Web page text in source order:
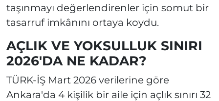
taşınmayı değerlendirenler için somut bir
tasarruf imkânını ortaya koydu.
AÇLIK VE YOKSULLUK SINIRI
2026'DA NE KADAR?
TÜRK-İŞ Mart 2026 verilerine göre
Ankara'da 4 kişilik bir aile için açlık sınırı 32